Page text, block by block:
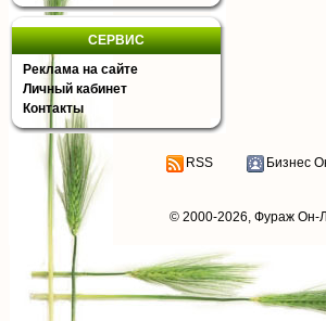
СЕРВИС
Реклама на сайте
Личный кабинет
Контакты
RSS Бизнес
© 2000-2026, Фураж Он-